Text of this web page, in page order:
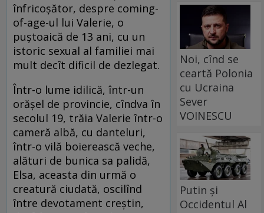
înfricoşător, despre coming-
of-age-ul lui Valerie, o
puştoaică de 13 ani, cu un
istoric sexual al familiei mai
mult decît dificil de dezlegat.
Într-o lume idilică, într-un
orăşel de provincie, cîndva în
secolul 19, trăia Valerie într-o
cameră albă, cu danteluri,
într-o vilă boierească veche,
alături de bunica sa palidă,
Elsa, aceasta din urmă o
creatură ciudată, oscilînd
între devotament creştin,
Noi, cînd se
ceartă Polonia
cu Ucraina
Sever
VOINESCU
Putin și
Occidentul Al